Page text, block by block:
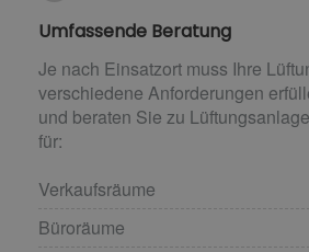
Umfassende Beratung
Je nach Einsatzort muss Ihre
verschiedene Anforderungen
und beraten Sie zu
für:
Verkaufsräume
Büroräume